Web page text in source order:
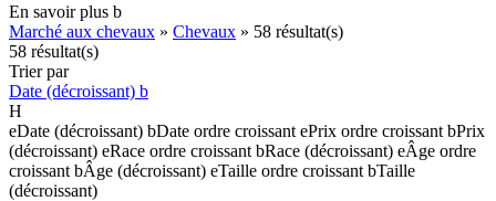
En savoir plus b
Marché aux chevaux » Chevaux » 58 résultat(s)
58 résultat(s)
Trier par
Date (décroissant) b
H
eDate (décroissant) bDate ordre croissant ePrix ordre croissant bPrix
(décroissant) eRace ordre croissant bRace (décroissant) eÂge ordre
croissant bÂge (décroissant) eTaille ordre croissant bTaille
(décroissant)